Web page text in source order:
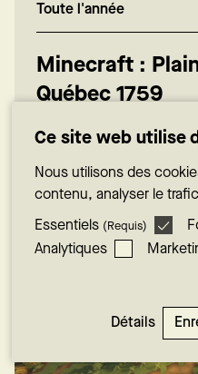
Toute l'année
Minecraft :
Québec 1759
En savoir plus
Ce site web utilise
Nous utilisons des
contenu, analyser le
Essentiels (Requis)
Analytiques
Détails